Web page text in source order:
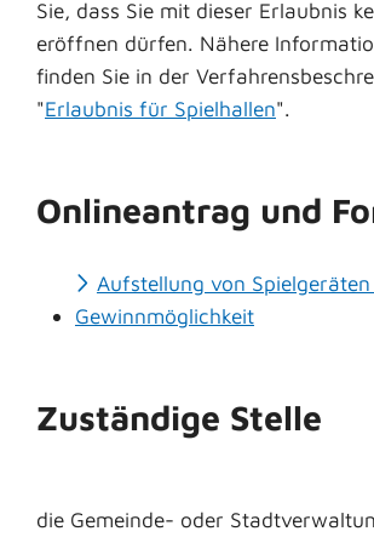
Sie, dass Sie mit dieser Erlaubnis
eröffnen dürfen. Nähere
finden Sie in der
"Erlaubnis für Spielhallen".
Onlineantrag und
Aufstellung von
Gewinnmöglichkeit
Zuständige Stelle
die Gemeinde- oder